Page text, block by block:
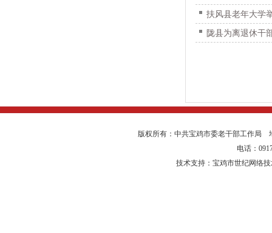
扶风县老年大学
陇县为离退休干
版权所有：中共宝鸡市委老干部工作
电话：
技术支持：宝鸡市世纪网络技